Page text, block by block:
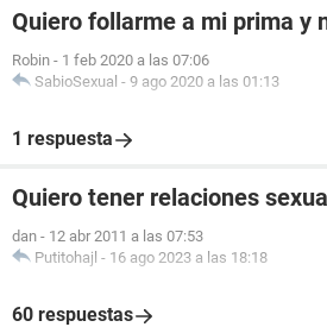
Quiero follarme a mi prima y
Robin - 1 feb 2020 a las 07:06
SabioSexual - 9 ago 2020 a las 01:13
1 respuesta
Quiero tener relaciones
dan - 12 abr 2011 a las 07:53
Putitohajl - 16 ago 2023 a las 18:18
60 respuestas